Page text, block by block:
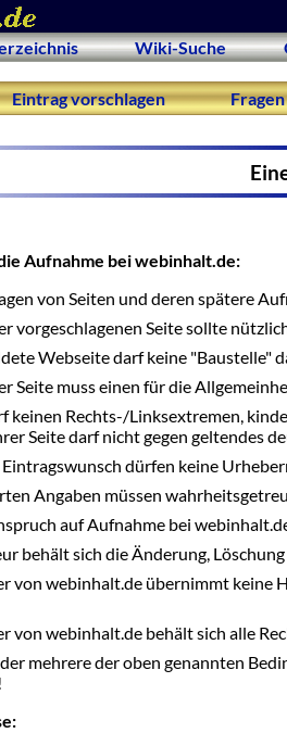
Wiki-Suche
Eintrag vorschlagen
Aufnahme bei webinhalt.de:
von Seiten und deren spätere
vorgeschlagenen Seite sollte
Webseite darf keine "Baustelle"
Seite muss einen für die
keinen Rechts-/Linksextremen,
Seite darf nicht gegen geltendes
dürfen keine
Angaben müssen
auf Aufnahme bei
behält sich die Änderung,
von webinhalt.de übernimmt keine
von webinhalt.de behält sich alle
mehrere der oben genannten